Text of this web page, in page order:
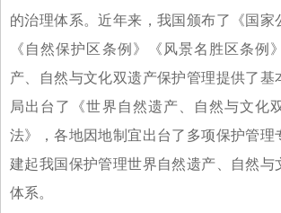
的治理体系。近年来，我国颁布了《国家
《自然保护区条例》《风景名胜区条例
产、自然与文化双遗产保护管理提供了基
局出台了《世界自然遗产、自然与文化
法》，各地因地制宜出台了多项保护管理
建起我国保护管理世界自然遗产、自然与
体系。